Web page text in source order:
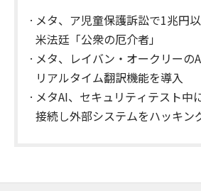
メタ、ア児童保護訴訟で1兆円
米法廷「公衆の厄介者」
メタ、レイバン・オークリーの
リアルタイム翻訳機能を導入
メタAI、セキュリティテスト中
接続し外部システムをハッキン